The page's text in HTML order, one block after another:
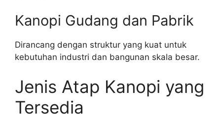
Kanopi Gudang dan Pabrik
Dirancang dengan struktur yang kuat untuk
kebutuhan industri dan bangunan skala besar.
Jenis Atap Kanopi yang
Tersedia